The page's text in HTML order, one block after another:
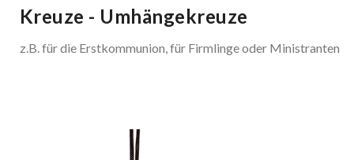
Kreuze - Umhängekreuze
z.B. für die Erstkommunion, für Firmlinge oder Ministranten